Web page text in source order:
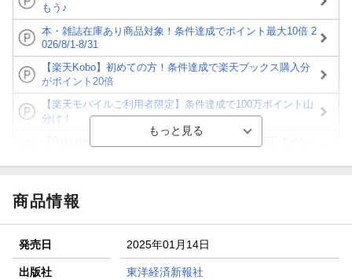
もう♪
本・雑誌在庫あり商品対象！条件達成でポイント最大10倍 2
026/8/1-8/31
【楽天Kobo】初めての方！条件達成で楽天ブックス購入分
がポイント20倍
【楽天モバイルご利用者限定】条件達成で100万ポイント山
分け！
が当たる！
条件達成で楽天限定・宝塚歌劇 宙組貸切公演ペアチケット
が当たる
商品情報
発売日 2025年01月14日
出版社 東洋経済新報社